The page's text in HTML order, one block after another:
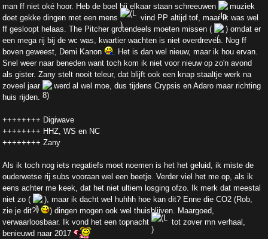
man ff niet oké hoor. Heb de boel bij elkaar staan schreeuwen
muziek
doet gekke dingen met een mens
vind PP altijd tof, maar ik was wel
ff gesloopt helaas. The Pitcher grotendeels moeten missen (
) omdat er
een mega rij bij de wc was, kwartier wachten is niet overdreven. Nog ff
boven geweest, Demi Kanon
. Het is dan wel nieuw, maar ik hou ervan.
Snel weer naar beneden want toch kom ik niet voor nieuw op zo'n avond
als gister. Zany stelt nooit teleur, dat blijft ook een knap staaltje werk na
zoveel jaar
werd al wel moe, dus tijdens Crypsis en Adaro maar richting
huis rijden.
++++++++ Digiwave
++++++++ HHZ, WS en NC
++++++++ Zany
Als ik toch nog iets negatiefs moet noemen is het het geluid, ik miste de
ouderwetse rij subs vooraan wel een beetje. Verder viel het me op, als ik
eens achter me keek, dat het niet ultiem losging ofzo. Ik merk dat meestal
niet zo (
), maar ik dacht wel huhhh hoe kan dit? Enne die CO2 (Rob,
zie je dit?!
) dingen mogen ook wel thuisblijven. Maargoed,
verwaarloosbaar. Ik vond het een topnacht
tot zover mn verhaal,
benieuwd naar 2017